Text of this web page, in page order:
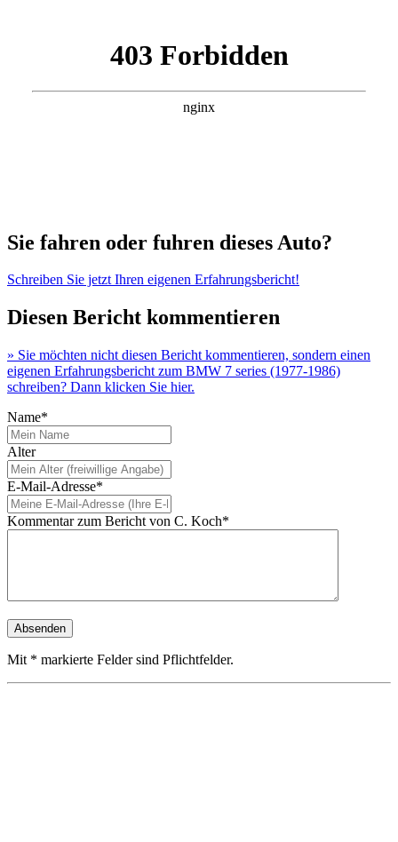
Sie fahren oder fuhren dieses Auto?
Schreiben Sie jetzt Ihren eigenen Erfahrungsbericht!
Diesen Bericht kommentieren
» Sie möchten nicht diesen Bericht kommentieren, sondern einen
eigenen Erfahrungsbericht zum BMW 7 series (1977-1986)
schreiben? Dann klicken Sie hier.
Name*
Alter
E-Mail-Adresse*
Kommentar zum Bericht von C. Koch*
Mit * markierte Felder sind Pflichtfelder.